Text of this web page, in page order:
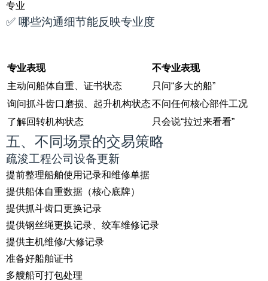
专业
✅ 哪些沟通细节能反映专业度
专业表现
不专业表现
主动问船体自重、证书状态
只问“多大的船”
询问抓斗齿口磨损、起升机构状态不问任何核心部件工况
了解回转机构状态
只会说“拉过来看看”
五、不同场景的交易策略
疏浚工程公司设备更新
提前整理船舶使用记录和维修单据
提供船体自重数据（核心底牌）
提供抓斗齿口更换记录
提供钢丝绳更换记录、绞车维修记录
提供主机维修/大修记录
准备好船舶证书
多艘船可打包处理